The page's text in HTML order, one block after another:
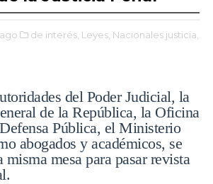
de interés, Leyes, Nacionales justicia,
del Poder Judicial, la
de la República, la Oficina
Pública, el Ministerio
abogados y académicos, se
misma mesa para pasar revista